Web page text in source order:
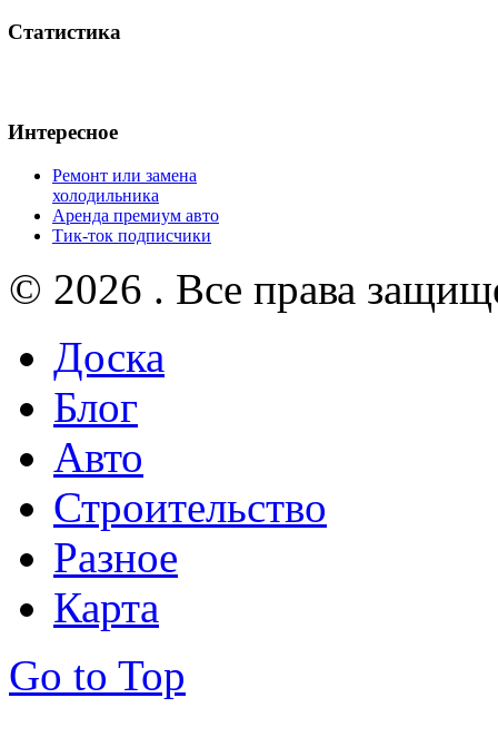
Статистика
Интересное
Ремонт или замена
холодильника
Аренда премиум авто
Тик-ток подписчики
© 2026 . Все права
Доска
Блог
Авто
Строительство
Разное
Карта
Go to Top